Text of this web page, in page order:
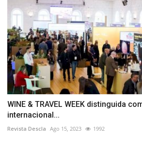
WINE & TRAVEL WEEK distinguida
internacional...
Revista Descla Ago 15, 2023 1992